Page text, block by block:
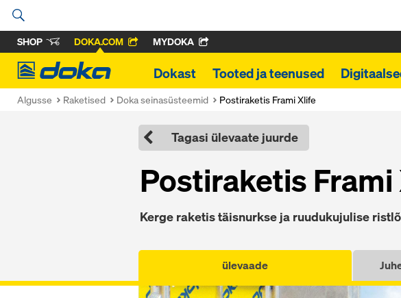
SHOP DOKA.COM MYDOKA
Doka
Dokast Tooted ja teenused
Algusse Raketised Doka seinasüsteemid Postiraketis Frami Xlife
Tagasi ülevaate juurde
Postiraketis
Kerge raketis täisnurkse ja ruudukujulise
ülevaade